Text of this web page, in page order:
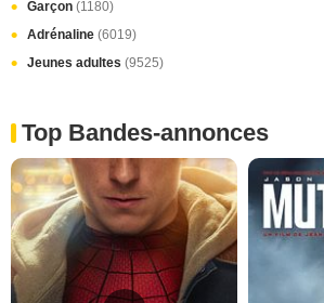
Garçon (1180)
Adrénaline (6019)
Jeunes adultes (9525)
Top Bandes-annonces